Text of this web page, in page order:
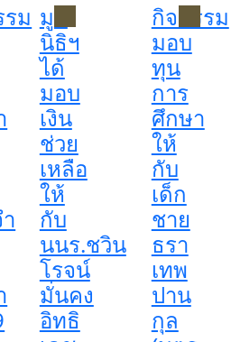
ม มูล
นิธิฯ
ได้
มอบ
เงิน
ช่วย
เหลือ
ให้
กับ
นนร.ชวิน
โรจน์
มั่นคง
อิทธิ
กิจกรรม
มอบ
ทุน
การ
ศึกษา
ให้
กับ
เด็ก
ชาย
ธรา
เทพ
ปาน
กุล